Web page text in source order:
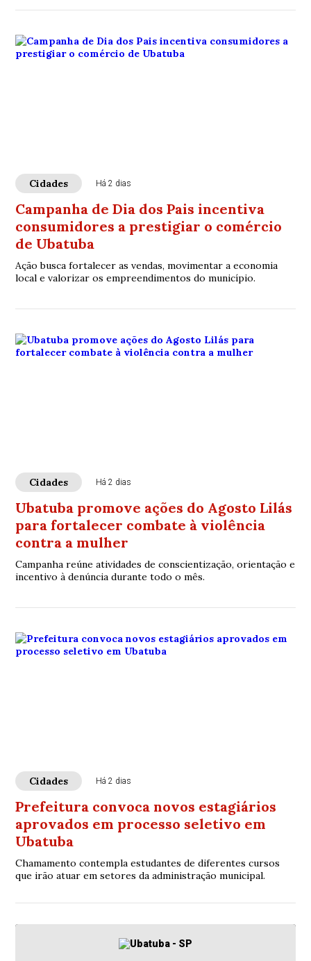
Cidades Há 2 dias
Campanha de Dia dos Pais incentiva
consumidores a prestigiar o comércio
de Ubatuba
Ação busca fortalecer as vendas, movimentar a economia
local e valorizar os empreendimentos do município.
Cidades Há 2 dias
Ubatuba promove ações do Agosto Lilás
para fortalecer combate à violência
contra a mulher
Campanha reúne atividades de conscientização, orientação e
incentivo à denúncia durante todo o mês.
Cidades Há 2 dias
Prefeitura convoca novos estagiários
aprovados em processo seletivo em
Ubatuba
Chamamento contempla estudantes de diferentes cursos
que irão atuar em setores da administração municipal.